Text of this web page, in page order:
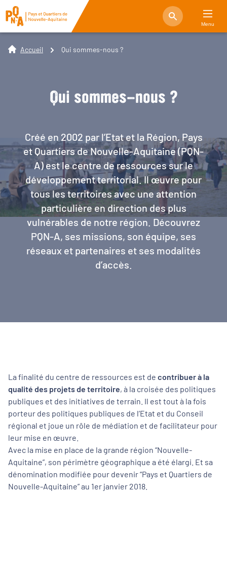
Menu
Accueil Qui sommes-nous ?
Qui sommes-nous ?
Créé en 2002 par l’Etat et la Région, Pays
et Quartiers de Nouvelle-Aquitaine (PQN-
A) est le centre de ressources sur le
développement territorial. Il œuvre pour
tous les territoires avec une attention
particulière en direction des plus
vulnérables de notre région. Découvrez
PQN-A, ses missions, son équipe, ses
réseaux et partenaires et ses modalités
d’accès.
La finalité du centre de ressources est de contribuer à la
qualité des projets de territoire, à la croisée des politiques
publiques et des initiatives de terrain. Il est tout à la fois
porteur des politiques publiques de l’Etat et du Conseil
régional et joue un rôle de médiation et de facilitateur pour
leur mise en œuvre.
Avec la mise en place de la grande région “Nouvelle-
Aquitaine”, son périmètre géographique a été élargi. Et sa
dénomination modifiée pour devenir “Pays et Quartiers de
Nouvelle-Aquitaine” au 1er janvier 2018.